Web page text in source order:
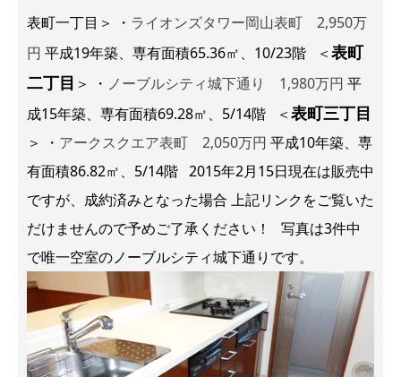
表町一丁目＞ ・ ライオンズタワー岡山表町 2,950万
円 平成19年築、専有面積65.36㎡、10/23階 ＜表町
二丁目 ＞ ・ ノーブルシティ城下通り 1,980万円 平
成15年築、専有面積69.28㎡、5/14階 ＜表町三丁目
＞ ・ アークスクエア表町 2,050万円 平成10年築、専
有面積86.82㎡、5/14階 2015年2月15日現在は販売中
ですが、成約済みとなった場合 上記リンクをご覧いた
だけませんので予めご了承ください！ 写真は3件中
で唯一空室のノーブルシティ城下通りです。